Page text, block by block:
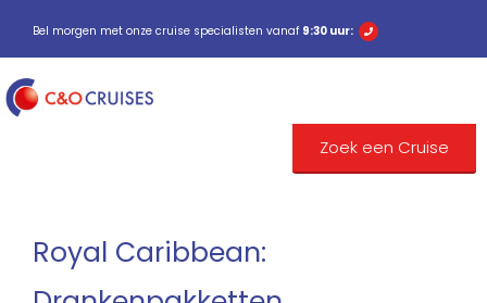
Bel morgen met onze cruise specialisten vanaf 9:30 uur:
Zoek een Cruise
Royal Caribbean: